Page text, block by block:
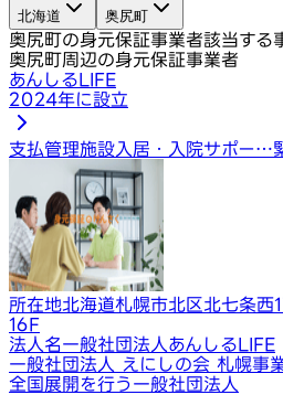
北海道
奥尻町
奥尻町の身元保証事業者該当する
奥尻町周辺の身元保証事業者
あんしるLIFE
2024年に設立
支払管理施設入居・入院サポー…
所在地北海道札幌市北区北七条
16F
法人名一般社団法人あんしるLIFE
一般社団法人 えにしの会 札幌事
全国展開を行う一般社団法人